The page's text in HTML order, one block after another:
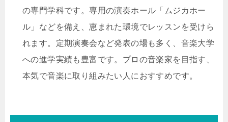
の専門学科です。専用の演奏ホール「ムジカホー
ル」などを備え、恵まれた環境でレッスンを受けら
れます。定期演奏会など発表の場も多く、音楽大学
への進学実績も豊富です。プロの音楽家を目指す、
本気で音楽に取り組みたい人におすすめです。